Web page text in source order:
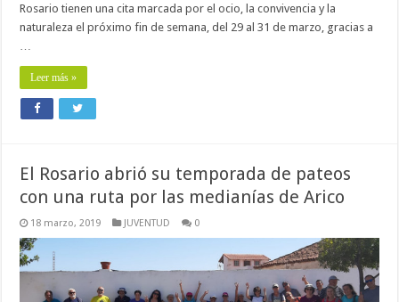
Rosario tienen una cita marcada por el ocio, la convivencia y la
naturaleza el próximo fin de semana, del 29 al 31 de marzo, gracias a
Leer más »
El Rosario abrió su temporada de pateos
con una ruta por las medianías de Arico
18 marzo, 2019 JUVENTUD 0